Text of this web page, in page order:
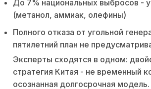
До 7% национальных выбросов -
(метанол, аммиак, олефины)
Полного отказа от угольной
пятилетний план не
Эксперты сходятся в одном:
стратегия Китая - не временный
осознанная долгосрочная